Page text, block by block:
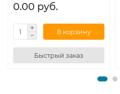
0.00 руб.
В корзину
Быстрый заказ